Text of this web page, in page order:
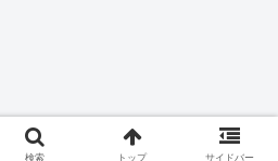
検索 トップ サイドバー